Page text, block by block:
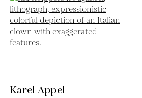
Karel Appel